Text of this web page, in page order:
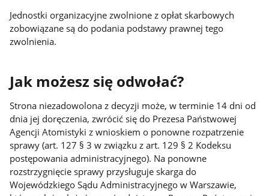
Jednostki organizacyjne zwolnione z opłat skarbowych
zobowiązane są do podania podstawy prawnej tego
zwolnienia.
Jak możesz się odwołać?
Strona niezadowolona z decyzji może, w terminie 14 dni od
dnia jej doręczenia, zwrócić się do Prezesa Państwowej
Agencji Atomistyki z wnioskiem o ponowne rozpatrzenie
sprawy (art. 127 § 3 w związku z art. 129 § 2 Kodeksu
postępowania administracyjnego). Na ponowne
rozstrzygnięcie sprawy przysługuje skarga do
Wojewódzkiego Sądu Administracyjnego w Warszawie,